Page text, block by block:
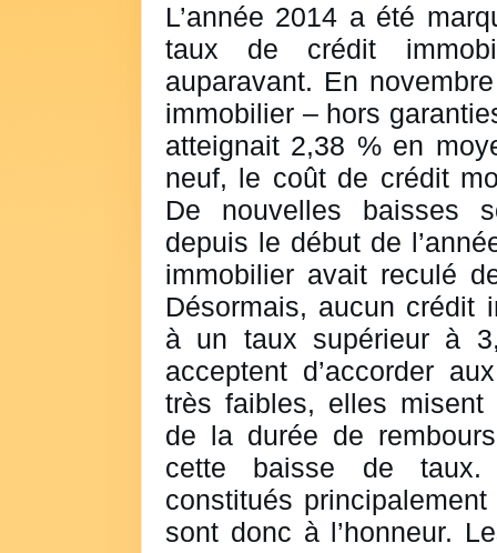
L’année 2014 a été
taux de crédit
auparavant. En
immobilier – hors
atteignait 2,38 % en
neuf, le coût de crédit
De nouvelles baisses
depuis le début de
immobilier avait reculé
Désormais, aucun crédit
à un taux supérieur à
acceptent d’accorder
très faibles, elles misent
de la durée de
cette baisse de taux.
constitués
sont donc à l’honneur.